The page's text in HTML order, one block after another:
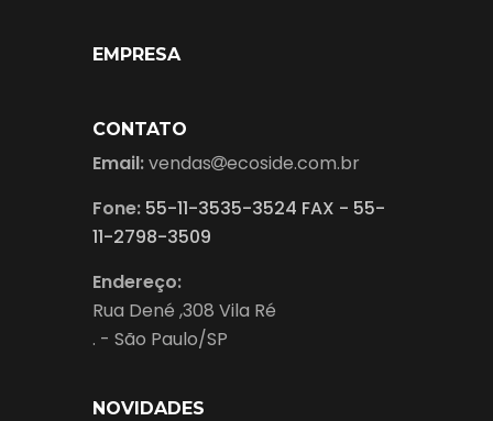
EMPRESA
CONTATO
Email:vendas
ecoside.com.br
Fone: 55-11-3535-3524 FAX - 55-
11-2798-3509
Endereço:
Rua Dené ,308 Vila Ré
. - São Paulo/SP
NOVIDADES